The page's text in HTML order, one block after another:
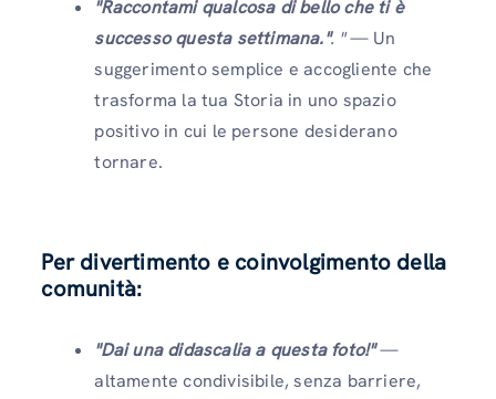
"Raccontami qualcosa di bello che ti è
successo questa settimana.". "— Un
suggerimento semplice e accogliente che
trasforma la tua Storia in uno spazio
positivo in cui le persone desiderano
tornare.
Per divertimento e coinvolgimento della
comunità:
"Dai una didascalia a questa foto!"—
altamente condivisibile, senza barriere,